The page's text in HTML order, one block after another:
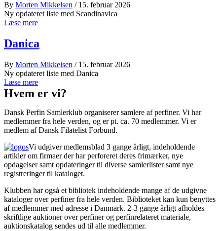
By Morten Mikkelsen / 15. februar 2026
Ny opdateret liste med Scandinavica
Læse mere
Danica
By Morten Mikkelsen / 15. februar 2026
Ny opdateret liste med Danica
Læse mere
Hvem er vi?
Dansk Perfin Samlerklub organiserer samlere af perfiner. Vi har
medlemmer fra hele verden, og er pt. ca. 70 medlemmer. Vi er
medlem af Dansk Filatelist Forbund.
Vi udgiver medlemsblad 3 gange årligt, indeholdende
artikler om firmaer der har perforeret deres frimærker, nye
opdagelser samt opdateringer til diverse samlerlister samt nye
registreringer til kataloget.
Klubben har også et bibliotek indeholdende mange af de udgivne
kataloger over perfiner fra hele verden. Biblioteket kan kun benyttes
af medlemmer med adresse i Danmark. 2-3 gange årligt afholdes
skriftlige auktioner over perfiner og perfinrelateret materiale,
auktionskatalog sendes ud til alle medlemmer.